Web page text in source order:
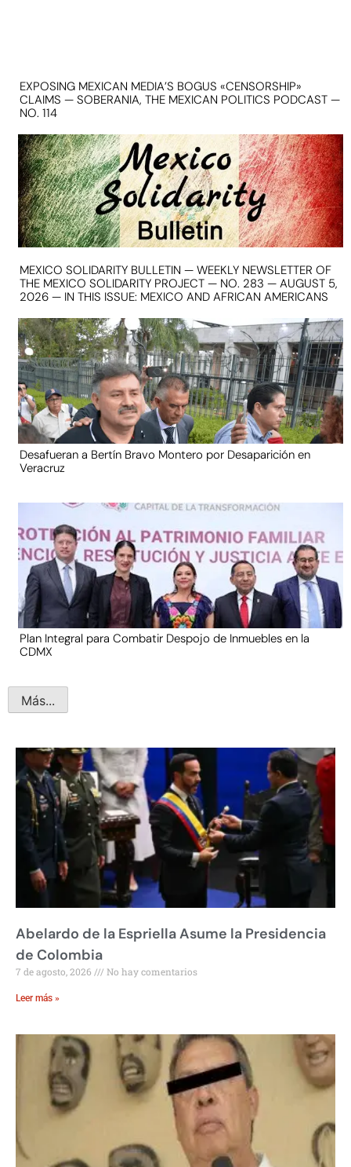
EXPOSING MEXICAN MEDIA’S BOGUS «CENSORSHIP»
CLAIMS — SOBERANIA, THE MEXICAN POLITICS PODCAST —
NO. 114
MEXICO SOLIDARITY BULLETIN — WEEKLY NEWSLETTER OF
THE MEXICO SOLIDARITY PROJECT — NO. 283 — AUGUST 5,
2026 — IN THIS ISSUE: MEXICO AND AFRICAN AMERICANS
Desafueran a Bertín Bravo Montero por Desaparición en
Veracruz
Plan Integral para Combatir Despojo de Inmuebles en la
CDMX
Más...
Abelardo de la Espriella Asume la Presidencia
de Colombia
7 de agosto, 2026 No hay comentarios
Leer más »